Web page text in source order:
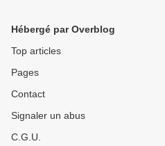
Hébergé par Overblog
Top articles
Pages
Contact
Signaler un abus
C.G.U.